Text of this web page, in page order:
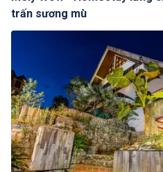
trấn sương mù